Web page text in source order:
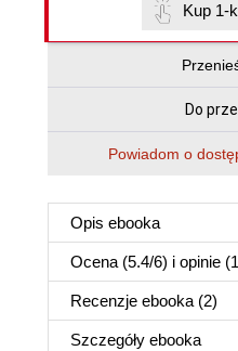
Kup 1-
Do
Powiadom o
Opis ebooka
Ocena (5.4/6) i opinie
Recenzje ebooka (2)
Szczegóły ebooka